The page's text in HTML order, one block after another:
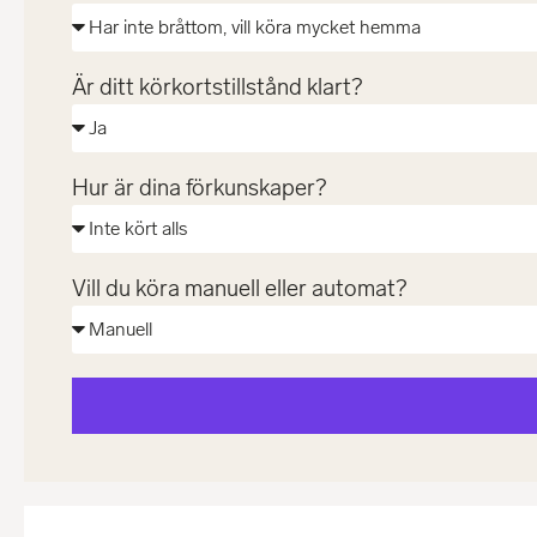
Är ditt körkortstillstånd klart?
Hur är dina förkunskaper?
Vill du köra manuell eller automat?